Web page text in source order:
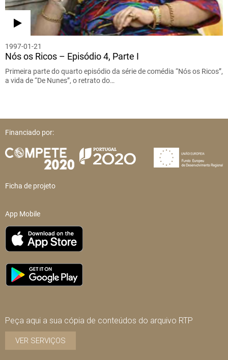
1997-01-21
Nós os Ricos – Episódio 4, Parte I
Primeira parte do quarto episódio da série de comédia “Nós os Ricos”,
a vida de “De Nunes”, o retrato do…
Financiado por:
Ficha de projeto
App Mobile
Peça aqui a sua cópia de conteúdos do arquivo RTP
VER SERVIÇOS